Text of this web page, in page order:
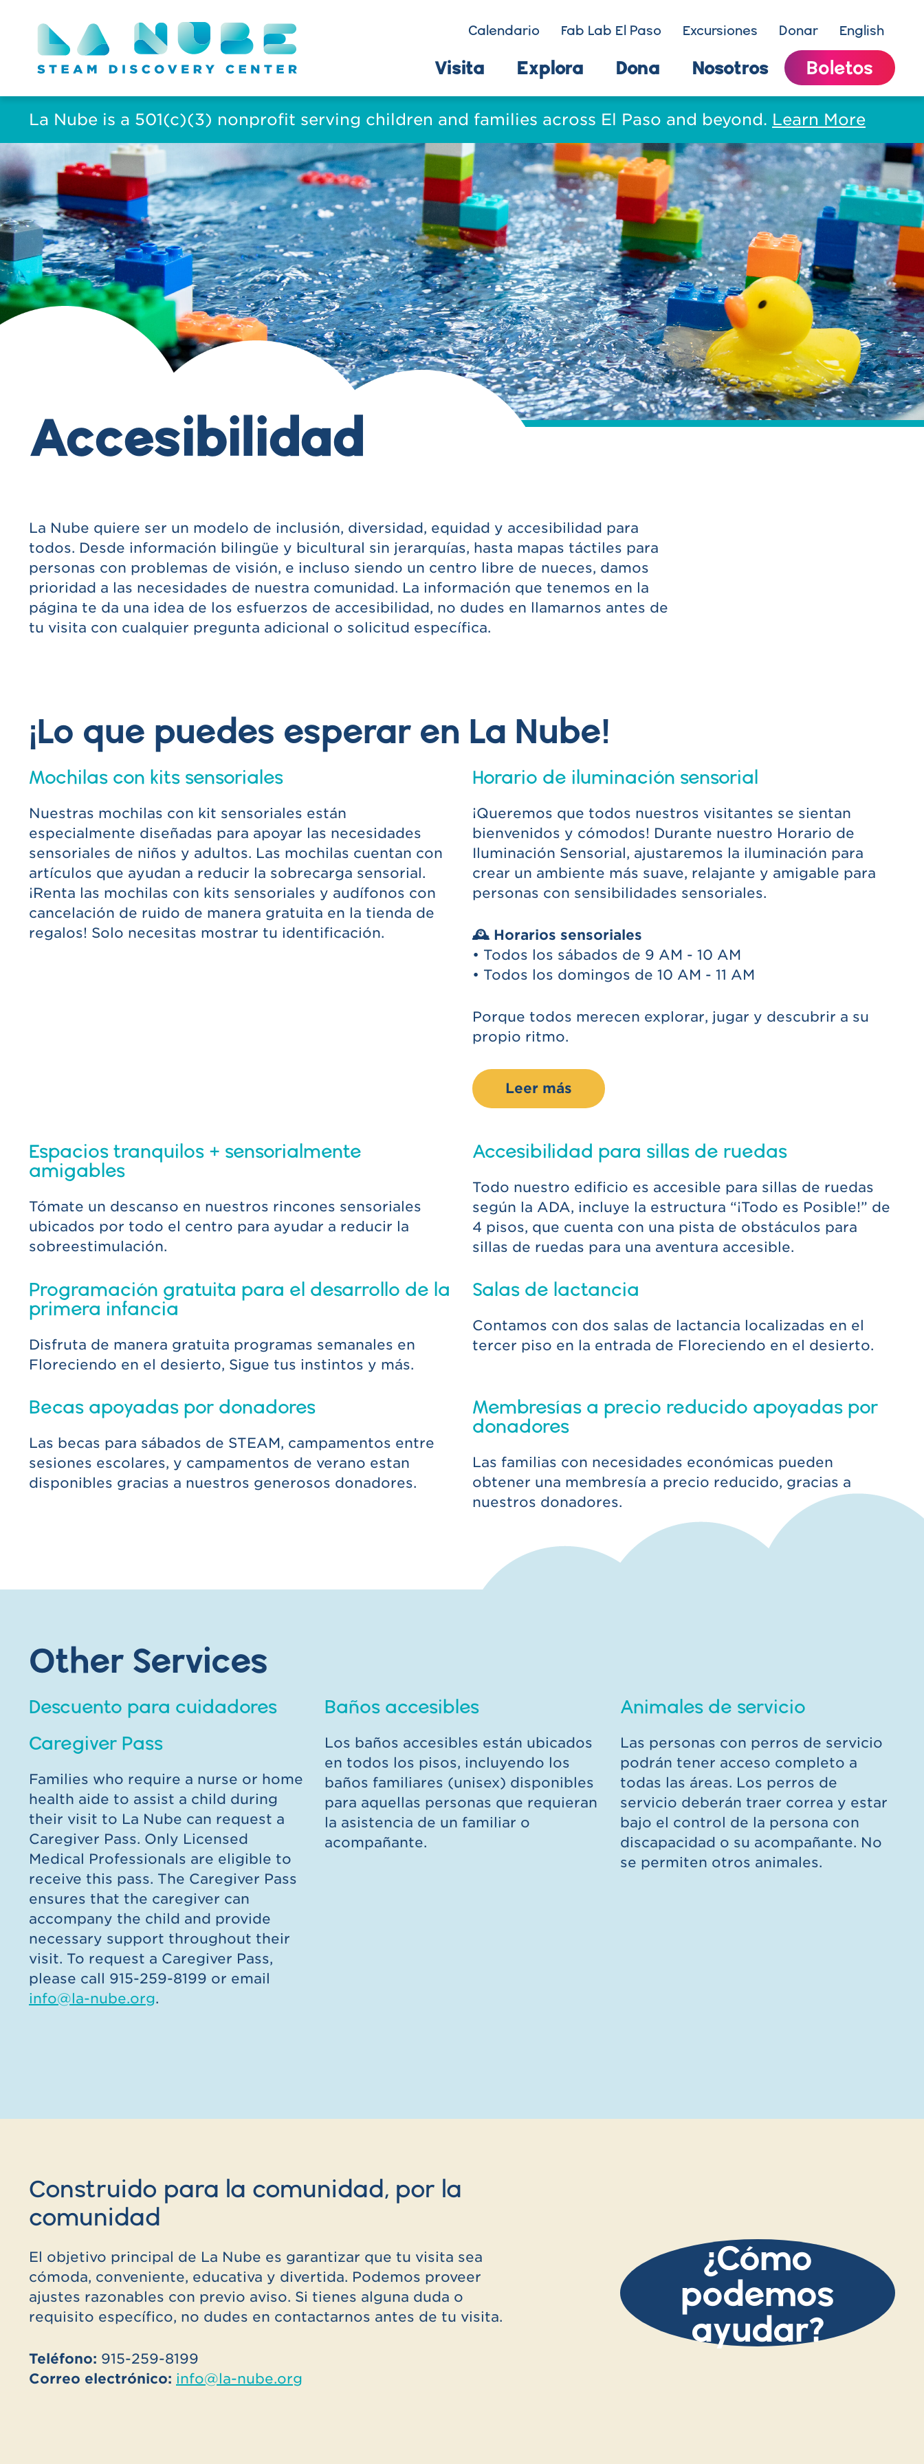
Calendario Fab Lab El Paso Excursiones Donar English
Visita Explora Dona Nosotros Boletos
La Nube is a 501(c)(3) nonprofit serving children and families across El Paso and beyond. Learn More
Accesibilidad
La Nube quiere ser un modelo de inclusión, diversidad, equidad y accesibilidad para
todos. Desde información bilingüe y bicultural sin jerarquías, hasta mapas táctiles para
personas con problemas de visión, e incluso siendo un centro libre de nueces, damos
prioridad a las necesidades de nuestra comunidad. La información que tenemos en la
página te da una idea de los esfuerzos de accesibilidad, no dudes en llamarnos antes de
tu visita con cualquier pregunta adicional o solicitud específica.
¡Lo que puedes esperar en La Nube!
Mochilas con kits sensoriales
Nuestras mochilas con kit sensoriales están
especialmente diseñadas para apoyar las necesidades
sensoriales de niños y adultos. Las mochilas cuentan con
artículos que ayudan a reducir la sobrecarga sensorial.
¡Renta las mochilas con kits sensoriales y audífonos con
cancelación de ruido de manera gratuita en la tienda de
regalos! Solo necesitas mostrar tu identificación.
Horario de iluminación sensorial
¡Queremos que todos nuestros visitantes se sientan
bienvenidos y cómodos! Durante nuestro Horario de
Iluminación Sensorial, ajustaremos la iluminación para
crear un ambiente más suave, relajante y amigable para
personas con sensibilidades sensoriales.
🕰 Horarios sensoriales
• Todos los sábados de 9 AM - 10 AM
• Todos los domingos de 10 AM - 11 AM
Porque todos merecen explorar, jugar y descubrir a su
propio ritmo.
Leer más
Espacios tranquilos + sensorialmente
amigables
Tómate un descanso en nuestros rincones sensoriales
ubicados por todo el centro para ayudar a reducir la
sobreestimulación.
Accesibilidad para sillas de ruedas
Todo nuestro edificio es accesible para sillas de ruedas
según la ADA, incluye la estructura “¡Todo es Posible!” de
4 pisos, que cuenta con una pista de obstáculos para
sillas de ruedas para una aventura accesible.
Programación gratuita para el desarrollo de la
primera infancia
Disfruta de manera gratuita programas semanales en
Floreciendo en el desierto, Sigue tus instintos y más.
Salas de lactancia
Contamos con dos salas de lactancia localizadas en el
tercer piso en la entrada de Floreciendo en el desierto.
Becas apoyadas por donadores
Las becas para sábados de STEAM, campamentos entre
sesiones escolares, y campamentos de verano estan
disponibles gracias a nuestros generosos donadores.
Membresías a precio reducido apoyadas por
donadores
Las familias con necesidades económicas pueden
obtener una membresía a precio reducido, gracias a
nuestros donadores.
Other Services
Descuento para cuidadores
Caregiver Pass
Families who require a nurse or home
health aide to assist a child during
their visit to La Nube can request a
Caregiver Pass. Only Licensed
Medical Professionals are eligible to
receive this pass. The Caregiver Pass
ensures that the caregiver can
accompany the child and provide
necessary support throughout their
visit. To request a Caregiver Pass,
please call 915-259-8199 or email
info@la-nube.org.
Baños accesibles
Los baños accesibles están ubicados
en todos los pisos, incluyendo los
baños familiares (unisex) disponibles
para aquellas personas que requieran
la asistencia de un familiar o
acompañante.
Animales de servicio
Las personas con perros de servicio
podrán tener acceso completo a
todas las áreas. Los perros de
servicio deberán traer correa y estar
bajo el control de la persona con
discapacidad o su acompañante. No
se permiten otros animales.
¿Cómo
podemos
ayudar?
Construido para la comunidad, por la
comunidad
El objetivo principal de La Nube es garantizar que tu visita sea
cómoda, conveniente, educativa y divertida. Podemos proveer
ajustes razonables con previo aviso. Si tienes alguna duda o
requisito específico, no dudes en contactarnos antes de tu visita.
Teléfono: 915-259-8199
Correo electrónico: info@la-nube.org